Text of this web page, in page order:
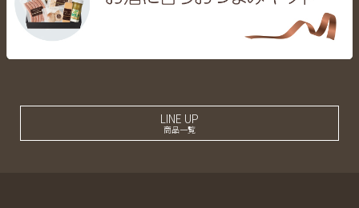
LINE UP
商品一覧